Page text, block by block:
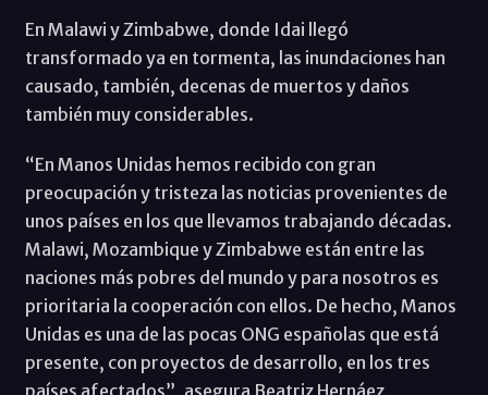
En Malawi y Zimbabwe, donde Idai llegó
transformado ya en tormenta, las inundaciones han
causado, también, decenas de muertos y daños
también muy considerables.
“En Manos Unidas hemos recibido con gran
preocupación y tristeza las noticias provenientes de
unos países en los que llevamos trabajando décadas.
Malawi, Mozambique y Zimbabwe están entre las
naciones más pobres del mundo y para nosotros es
prioritaria la cooperación con ellos. De hecho, Manos
Unidas es una de las pocas ONG españolas que está
presente, con proyectos de desarrollo, en los tres
países afectados”, asegura Beatriz Hernáez,